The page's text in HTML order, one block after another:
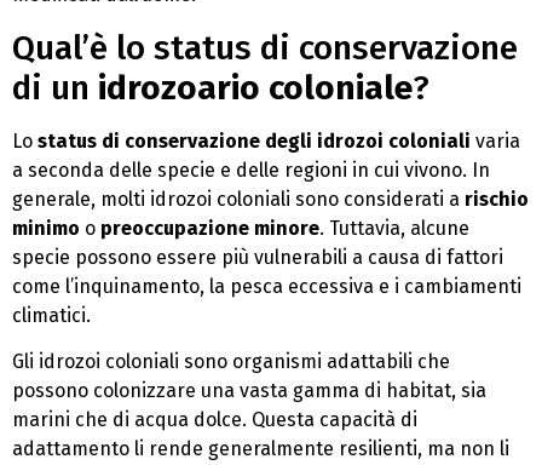
Qual’è lo status di conservazione
di un idrozoario coloniale?
Lo status di conservazione degli idrozoi coloniali varia
a seconda delle specie e delle regioni in cui vivono. In
generale, molti idrozoi coloniali sono considerati a rischio
minimo o preoccupazione minore. Tuttavia, alcune
specie possono essere più vulnerabili a causa di fattori
come l’inquinamento, la pesca eccessiva e i cambiamenti
climatici.
Gli idrozoi coloniali sono organismi adattabili che
possono colonizzare una vasta gamma di habitat, sia
marini che di acqua dolce. Questa capacità di
adattamento li rende generalmente resilienti, ma non li